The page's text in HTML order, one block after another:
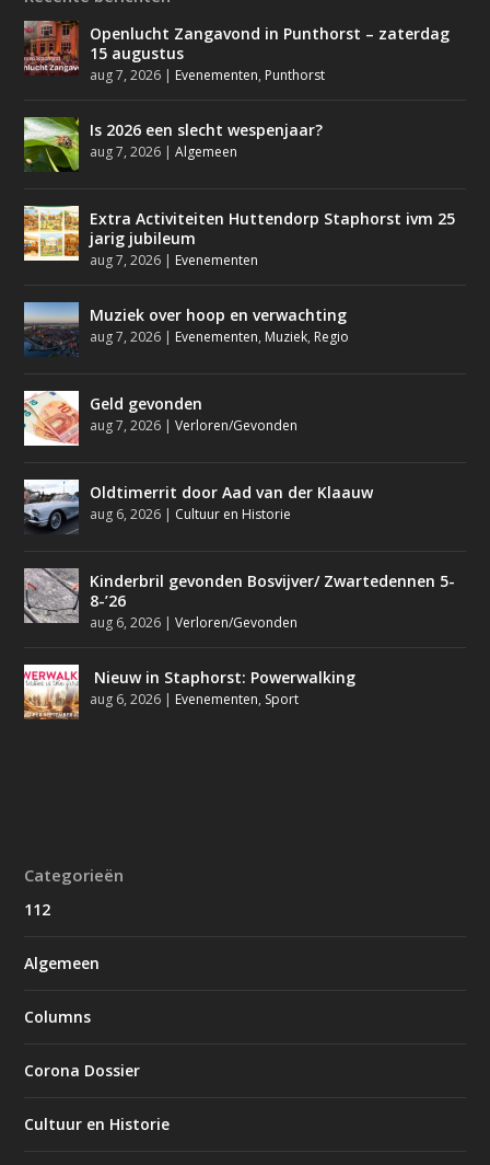
Openlucht Zangavond in Punthorst – zaterdag
15 augustus
aug 7, 2026 | Evenementen, Punthorst
Is 2026 een slecht wespenjaar?
aug 7, 2026 |Algemeen
Extra Activiteiten Huttendorp Staphorst ivm 25
jarig jubileum
aug 7, 2026 | Evenementen
Muziek over hoop en verwachting
aug 7, 2026 | Evenementen, Muziek, Regio
Geld gevonden
aug 7, 2026 |Verloren/Gevonden
Oldtimerrit door Aad van der Klaauw
aug 6, 2026 | Cultuur en Historie
Kinderbril gevonden Bosvijver/ Zwartedennen 5-
8-’26
aug 6, 2026 |Verloren/Gevonden
Nieuw in Staphorst: Powerwalking
aug 6, 2026 | Evenementen, Sport
Categorieën
112
Algemeen
Columns
Corona Dossier
Cultuur en Historie